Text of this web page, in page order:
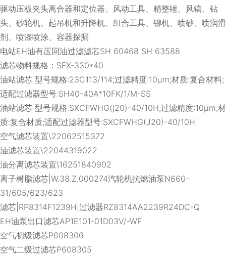
驱动压板夹头离合器和定位器、风动工具、精整锤、风镐、钻
头、砂轮机、起吊机和升降机、组合工具、铆机、喷砂、喷润滑
剂、喷漆喷涂、容器探漏
电站EH油有压回油过滤滤芯SH 60468 SH 63588
滤芯物料规格：SFX-330*40
油站滤芯 型号规格:23C113/114;过滤精度:10μm;材质:复合材料;
适配过滤器型号:SH40-40A*10FK/1/M-SS
油站滤芯 型号规格:SXCFWHG(j20)-40/10H;过滤精度:10μm;材
质:复合材质;适配过滤器型号:SXCFWHG(J20)-40/10H
空气滤芯装置\22062515372
油滤芯装置\22044319022
油分离滤芯装置\16251840902
离子树脂滤芯|W.38.Z.000274汽轮机抗燃油泵N660-
31/605/623/623
滤芯|RP8314F1239H|过滤器RZ8314AA2239R24DC-Q
EH油泵出口滤芯AP1E101-01D03V/-WF
空气初级滤芯P608306
空气二级过滤芯P608305